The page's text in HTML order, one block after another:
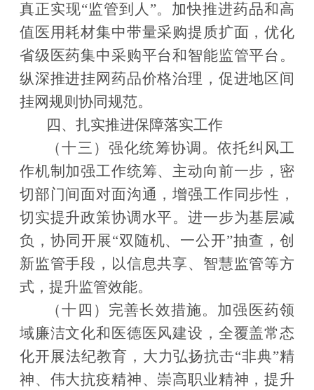
真正实现“监管到人 ”。加快推进药品和高
值医用耗材集中带量采购提质扩面，优化
省级医药集中采购平台和智能监管平台。
纵深推进挂网药品价格治理，促进地区间
挂网规则协同规范。
四、扎实推进保障落实工作
（十三）强化统筹协调。依托纠风工
作机制加强工作统筹、主动向前一步，密
切部门间面对面沟通，增强工作同步性，
切实提升政策协调水平。进一步为基层减
负，协同开展“双随机、一公开”抽查，创
新监管手段，以信息共享、智慧监管等方
式，提升监管效能。
（十四）完善长效措施。 加强医药领
域廉洁文化和医德医风建设，全覆盖常态
化开展法纪教育，大力弘扬抗击“非典”精
神、伟大抗疫精神、崇高职业精神，提升